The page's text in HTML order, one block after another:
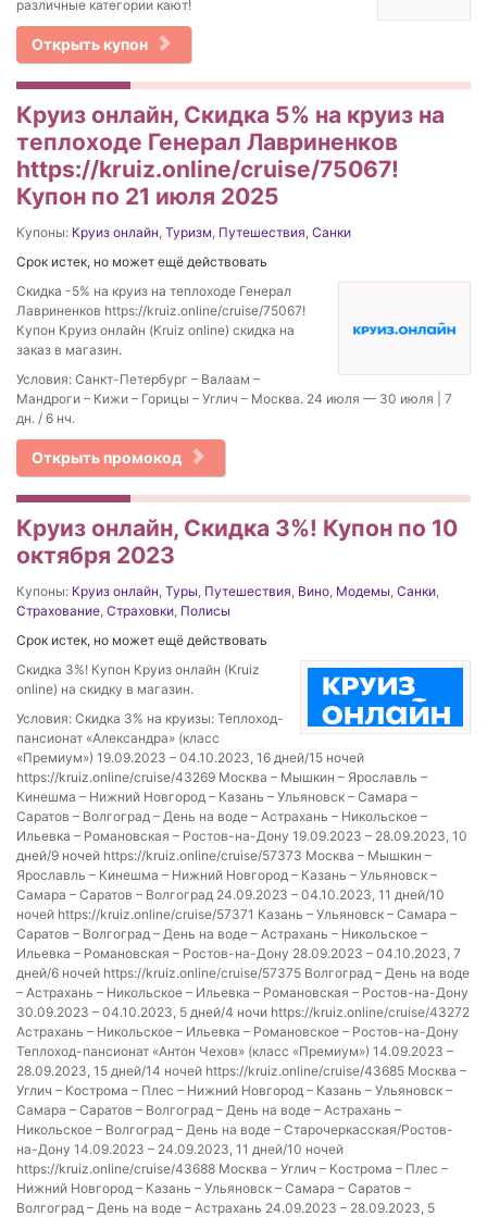
различные категории кают!
Открыть купон
Круиз онлайн, Скидка 5% на круиз на
теплоходе Генерал Лавриненков
https://kruiz.online/cruise/75067!
Купон по 21 июля 2025
Купоны: Круиз онлайн Туризм Путешествия Санки
Срок истек, но может ещё действовать
Скидка -5% на круиз на теплоходе Генерал
Лавриненков https://kruiz.online/cruise/75067!
Купон Круиз онлайн (Kruiz online) скидка на
заказ в магазин.
Условия: Санкт-Петербург – Валаам –
Мандроги – Кижи – Горицы – Углич – Москва. 24 июля — 30 июля | 7
дн. / 6 нч.
Открыть промокод
Круиз онлайн, Скидка 3%! Купон по 10
октября 2023
Купоны: Круиз онлайн Туры Путешествия Вино Модемы Санки
Страхование Страховки Полисы
Срок истек, но может ещё действовать
Скидка 3%! Купон Круиз онлайн (Kruiz
online) на скидку в магазин.
Условия: Скидка 3% на круизы: Теплоход-
пансионат «Александра» (класс
«Премиум») 19.09.2023 – 04.10.2023, 16 дней/15 ночей
https://kruiz.online/cruise/43269 Москва – Мышкин – Ярославль –
Кинешма – Нижний Новгород – Казань – Ульяновск – Самара –
Саратов – Волгоград – День на воде – Астрахань – Никольское –
Ильевка – Романовская – Ростов-на-Дону 19.09.2023 – 28.09.2023, 10
дней/9 ночей https://kruiz.online/cruise/57373 Москва – Мышкин –
Ярославль – Кинешма – Нижний Новгород – Казань – Ульяновск –
Самара – Саратов – Волгоград 24.09.2023 – 04.10.2023, 11 дней/10
ночей https://kruiz.online/cruise/57371 Казань – Ульяновск – Самара –
Саратов – Волгоград – День на воде – Астрахань – Никольское –
Ильевка – Романовская – Ростов-на-Дону 28.09.2023 – 04.10.2023, 7
дней/6 ночей https://kruiz.online/cruise/57375 Волгоград – День на воде
– Астрахань – Никольское – Ильевка – Романовская – Ростов-на-Дону
30.09.2023 – 04.10.2023, 5 дней/4 ночи https://kruiz.online/cruise/43272
Астрахань – Никольское – Ильевка – Романовское – Ростов-на-Дону
Теплоход-пансионат «Антон Чехов» (класс «Премиум») 14.09.2023 –
28.09.2023, 15 дней/14 ночей https://kruiz.online/cruise/43685 Москва –
Углич – Кострома – Плес – Нижний Новгород – Казань – Ульяновск –
Самара – Саратов – Волгоград – День на воде – Астрахань –
Никольское – Волгоград – День на воде – Старочеркасская/Ростов-
на-Дону 14.09.2023 – 24.09.2023, 11 дней/10 ночей
https://kruiz.online/cruise/43688 Москва – Углич – Кострома – Плес –
Нижний Новгород – Казань – Ульяновск – Самара – Саратов –
Волгоград – День на воде – Астрахань 24.09.2023 – 28.09.2023, 5